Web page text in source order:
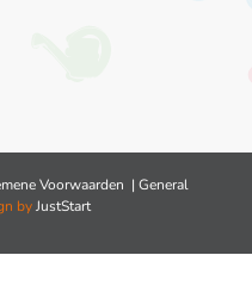
Voorwaarden | General
byJustStart